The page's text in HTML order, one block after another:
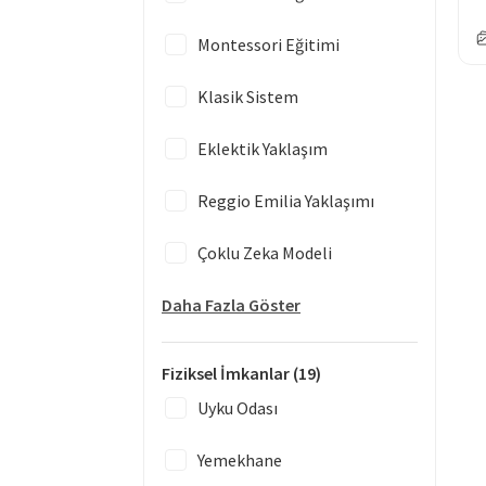
Montessori Eğitimi
Klasik Sistem
Eklektik Yaklaşım
Reggio Emilia Yaklaşımı
Çoklu Zeka Modeli
Daha Fazla Göster
Fiziksel İmkanlar (19)
Uyku Odası
Yemekhane